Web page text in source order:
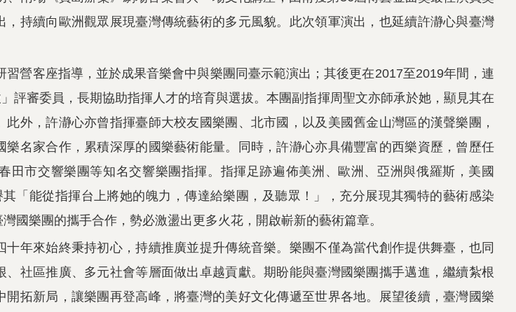
持續向歐洲觀眾展現臺灣傳統藝術的多元風貌。此次領軍演出，也延續許瀞心與臺灣
營客座指導，並於成果音樂會中與樂團同臺示範演出；其後更在2017至2019年間，連
評審委員，長期協助指揮人才的培育與選拔。本團副指揮周聖文亦師承於她，顯見其在
外，許瀞心亦曾指揮臺師大校友國樂團、北市國，以及美國舊金山灣區的漢聲樂團，
名家合作，累積深厚的國樂藝術能量。同時，許瀞心亦具備豐富的西樂資歷，曾歷任
田市交響樂團等知名交響樂團指揮。指揮足跡遍佈美洲、歐洲、亞洲與俄羅斯，美國
其「能從指揮台上將她的魄力，傳達給樂團，及聽眾！」，充分展現其獨特的藝術感染
國樂團的攜手合作，勢必激盪出更多火花，開啟嶄新的藝術篇章。
年來始終秉持初心，持續推廣並提升傳統音樂。樂團不僅為當代創作提供舞臺，也同
社區推廣、多元社會等層面做出卓越貢獻。期盼能與臺灣國樂團攜手邁進，繼續紮根
拓新局，讓樂團再登高峰，將臺灣的美好文化傳遞至世界各地。展望後續，臺灣國樂